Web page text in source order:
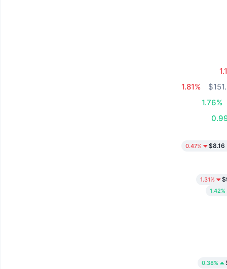
1.81%
1.76%
$8.16
0.47%
1.31%
1.42%
0.38%